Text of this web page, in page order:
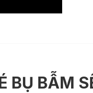
BỤ BẪM